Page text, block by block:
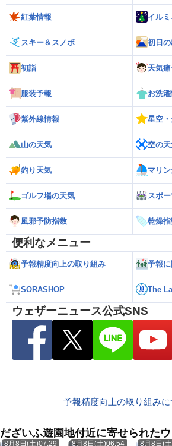
紅葉情報 イル
スキー＆スノボ 初日の
初詣 天気
服装予報 お洗
紫外線情報 星空
山の天気 空の
釣り天気 マリ
ゴルフ場の天気 スポ
風邪予防指数 乾燥
便利なメニュー
予報精度向上の取り組み 予報
SORASHOP The
ウェザーニュース公式SNS
予報精度向上の取り組みに
だざいふ遊園地付近に寄せられた
8月8日(土)07:29 8月8日(土)06:54 8月8日(